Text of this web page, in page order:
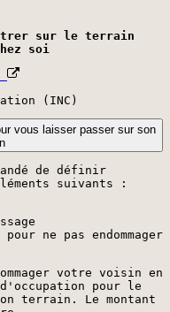
sur le terrain
soi
(INC)
vous laisser passer sur son
de définir
suivants :
ne pas endommager
votre voisin en
pour le
terrain. Le montant